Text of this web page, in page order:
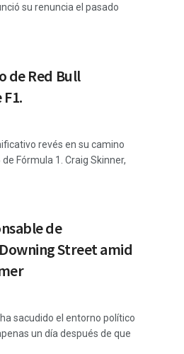
su renuncia el pasado
de Red Bull
revés en su camino
Fórmula 1. Craig Skinner,
de
Street amid
sacudido el entorno político
un día después de que